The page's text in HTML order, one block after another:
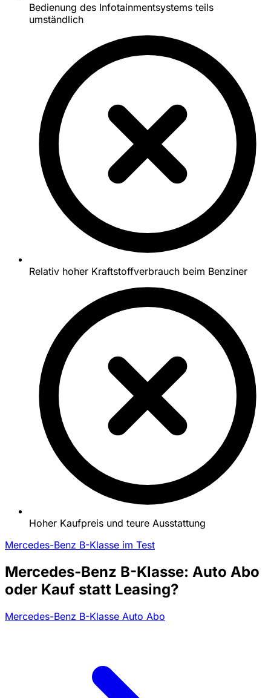
Bedienung des Infotainmentsystems teils
umständlich
Relativ hoher Kraftstoffverbrauch beim Benziner
Hoher Kaufpreis und teure Ausstattung
Mercedes-Benz B-Klasse im Test
Mercedes-Benz B-Klasse: Auto Abo
oder Kauf statt Leasing?
Mercedes-Benz B-Klasse Auto Abo